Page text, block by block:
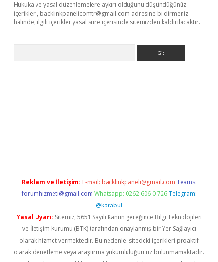
Hukuka ve yasal düzenlemelere aykırı olduğunu düşündüğünüz
içerikleri, backlinkpanelicomtr@gmail.com adresine bildirmeniz
halinde, ilgili içerikler yasal süre içerisinde sitemizden kaldırılacaktır.
Reklam ve İletişim: E-mail: backlinkpaneli@gmail.com Teams:
forumhizmeti@gmail.com Whatsapp: 0262 606 0 726 Telegram:
@karabul
Yasal Uyarı: Sitemiz, 5651 Sayılı Kanun gereğince Bilgi Teknolojileri
ve İletişim Kurumu (BTK) tarafından onaylanmış bir Yer Sağlayıcı
olarak hizmet vermektedir. Bu nedenle, sitedeki içerikleri proaktif
olarak denetleme veya araştırma yükümlülüğümüz bulunmamaktadır.